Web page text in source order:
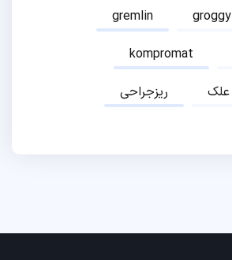
gremlin groggy
kompromat
ریزجراحی
علک